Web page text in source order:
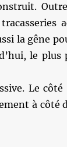
la gêne
le
Le côté
à côté